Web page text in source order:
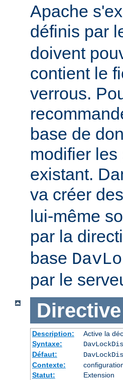
Apache
définis par
doivent
contient le
verrous.
base de
modifier
existant.
va créer
lui-même
par la
base
par le
Directive
Description:
Active la
Syntaxe:
Défaut:
Contexte:
Statut:
Extension